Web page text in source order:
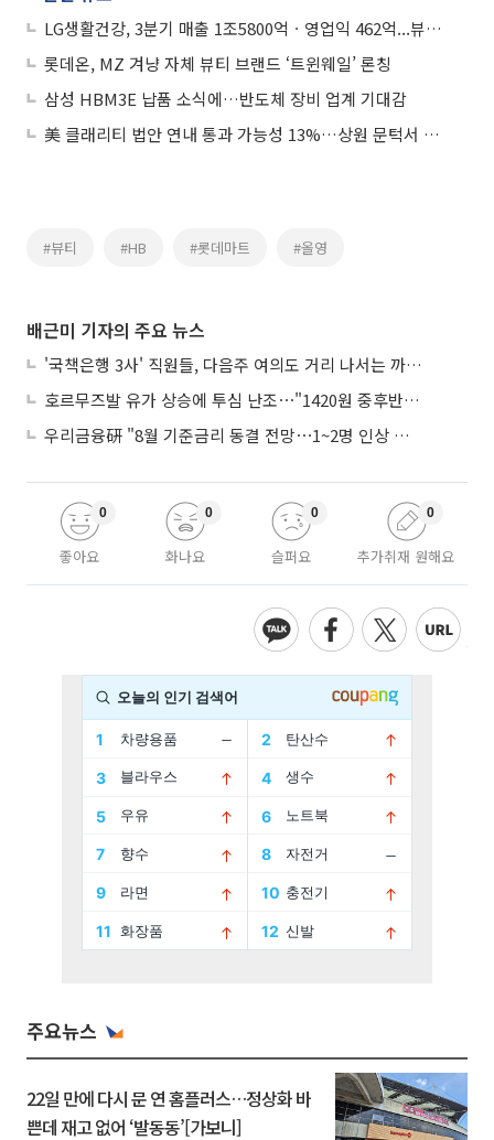
LG생활건강, 3분기 매출 1조5800억ㆍ영업익 462억...뷰티 부진, 생활용품·음료 성장
롯데온, MZ 겨냥 자체 뷰티 브랜드 ‘트윈웨일’ 론칭
삼성 HBM3E 납품 소식에…반도체 장비 업계 기대감
美 클래리티 법안 연내 통과 가능성 13%…상원 문턱서 제동
#뷰티 #HB #롯데마트 #올영
배근미 기자의 주요 뉴스
'국책은행 3사' 직원들, 다음주 여의도 거리 나서는 까닭은
호르무즈발 유가 상승에 투심 난조⋯"1420원 중후반 등락"
우리금융硏 "8월 기준금리 동결 전망⋯1~2명 인상 소수의견 낼 것"
좋아요
0
화나요
0
슬퍼요
0
추가취재 원해요
0
주요뉴스
22일 만에 다시 문 연 홈플러스…정상화 바
쁜데 재고 없어 ‘발동동’[가보니]